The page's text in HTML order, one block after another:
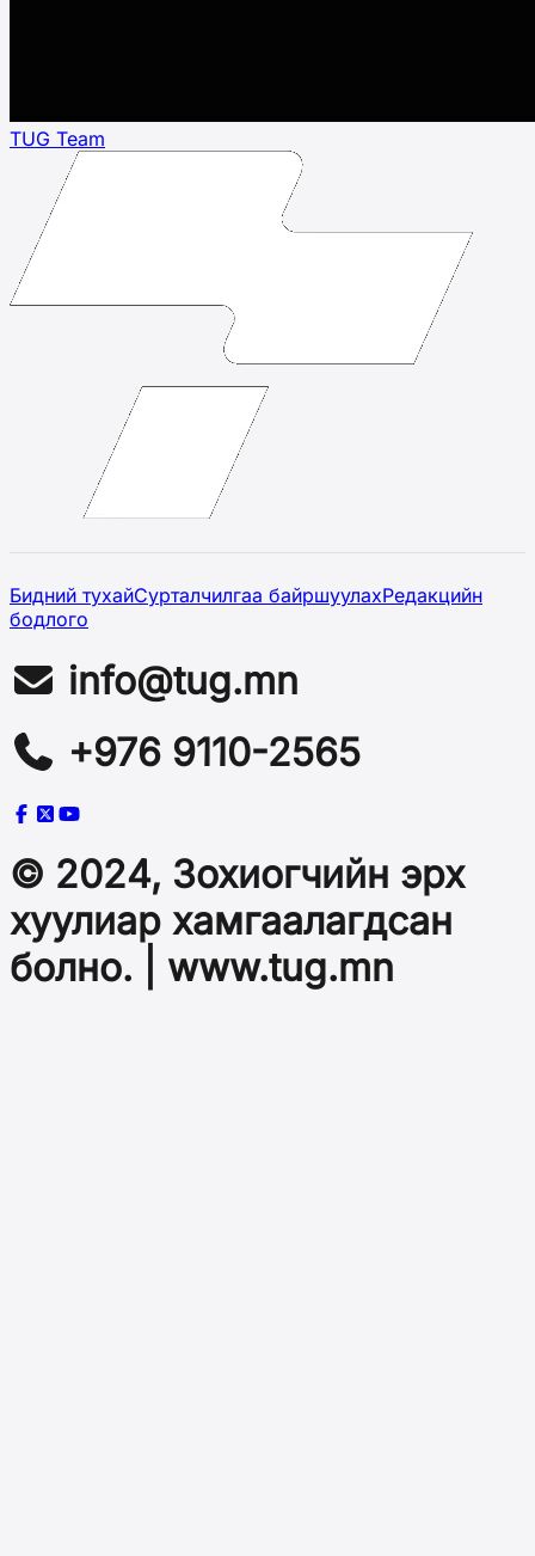
TUG Team
Бидний тухайСурталчилгаа байршуулахРедакцийн
бодлого
info@tug.mn
+976 9110-2565
© 2024, Зохиогчийн эрх
хуулиар хамгаалагдсан
болно. | www.tug.mn